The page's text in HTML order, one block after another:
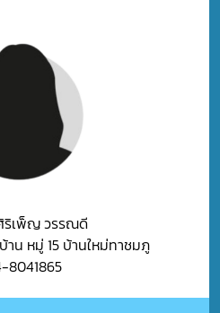
ริเพ็ญ วรรณดี
น หมู่ 15 บ้านใหม่ทาชมภู
8041865